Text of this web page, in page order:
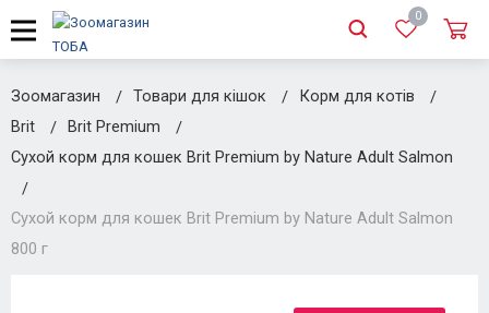
0
Зоомагазин Товари для кішок
Корм для котів
Brit
Brit Premium
Сухой корм для кошек Brit Premium by Nature Adult Salmon
Сухой корм для кошек Brit Premium by Nature Adult Salmon
800 г